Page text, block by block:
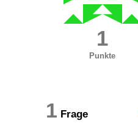
1
Punkte
1 Frage